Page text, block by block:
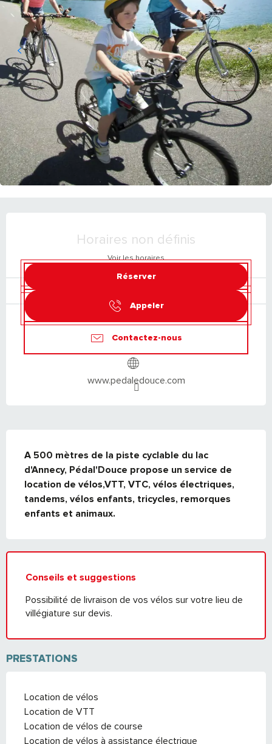
Horaires non définis
Voir les horaires
Réserver
Appeler
Contactez-nous
www.pedaledouce.com
A 500 mètres de la piste cyclable du lac
d'Annecy, Pédal'Douce propose un service de
location de vélos,VTT, VTC, vélos électriques,
tandems, vélos enfants, tricycles, remorques
enfants et animaux.
Conseils et suggestions
Possibilité de livraison de vos vélos sur votre lieu de
villégiature sur devis.
PRESTATIONS
Location de vélos
Location de VTT
Location de vélos de course
Location de vélos à assistance électrique